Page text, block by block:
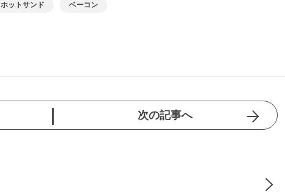
ホットサンド ベーコン
次の記事へ